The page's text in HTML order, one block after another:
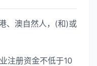
澳自然人，(和)或
册资金不低于10